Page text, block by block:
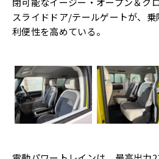
スライドドア/テールゲートが、 乗
利便性を高めている。